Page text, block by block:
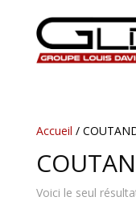
Accueil /
Voici le seul